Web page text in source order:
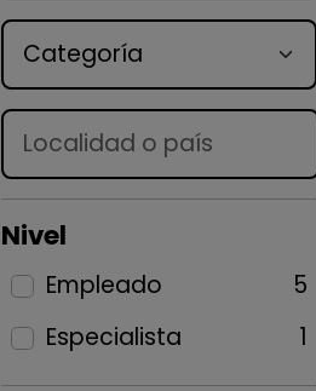
Categoría
Lugar
Nivel
Empleado
5
Especialista
1